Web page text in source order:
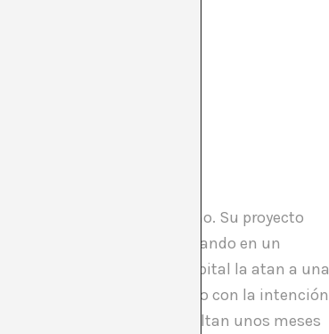
los últimos meses.
Bellas Artes de Estocolmo. Su proyecto
de suicidio. Esperando en un
lleva al hospital. En el hospital la atan a una
para su trabajo artístico con la intención
proyecto está a medias, faltan unos meses